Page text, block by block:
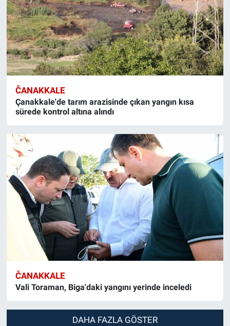
ČANAKKALE
Çanakkale'de tarım arazisinde çıkan yangın kısa
sürede kontrol altına alındı
ČANAKKALE
Vali Toraman, Biga'daki yangını yerinde inceledi
DAHA FAZLA GÖSTER